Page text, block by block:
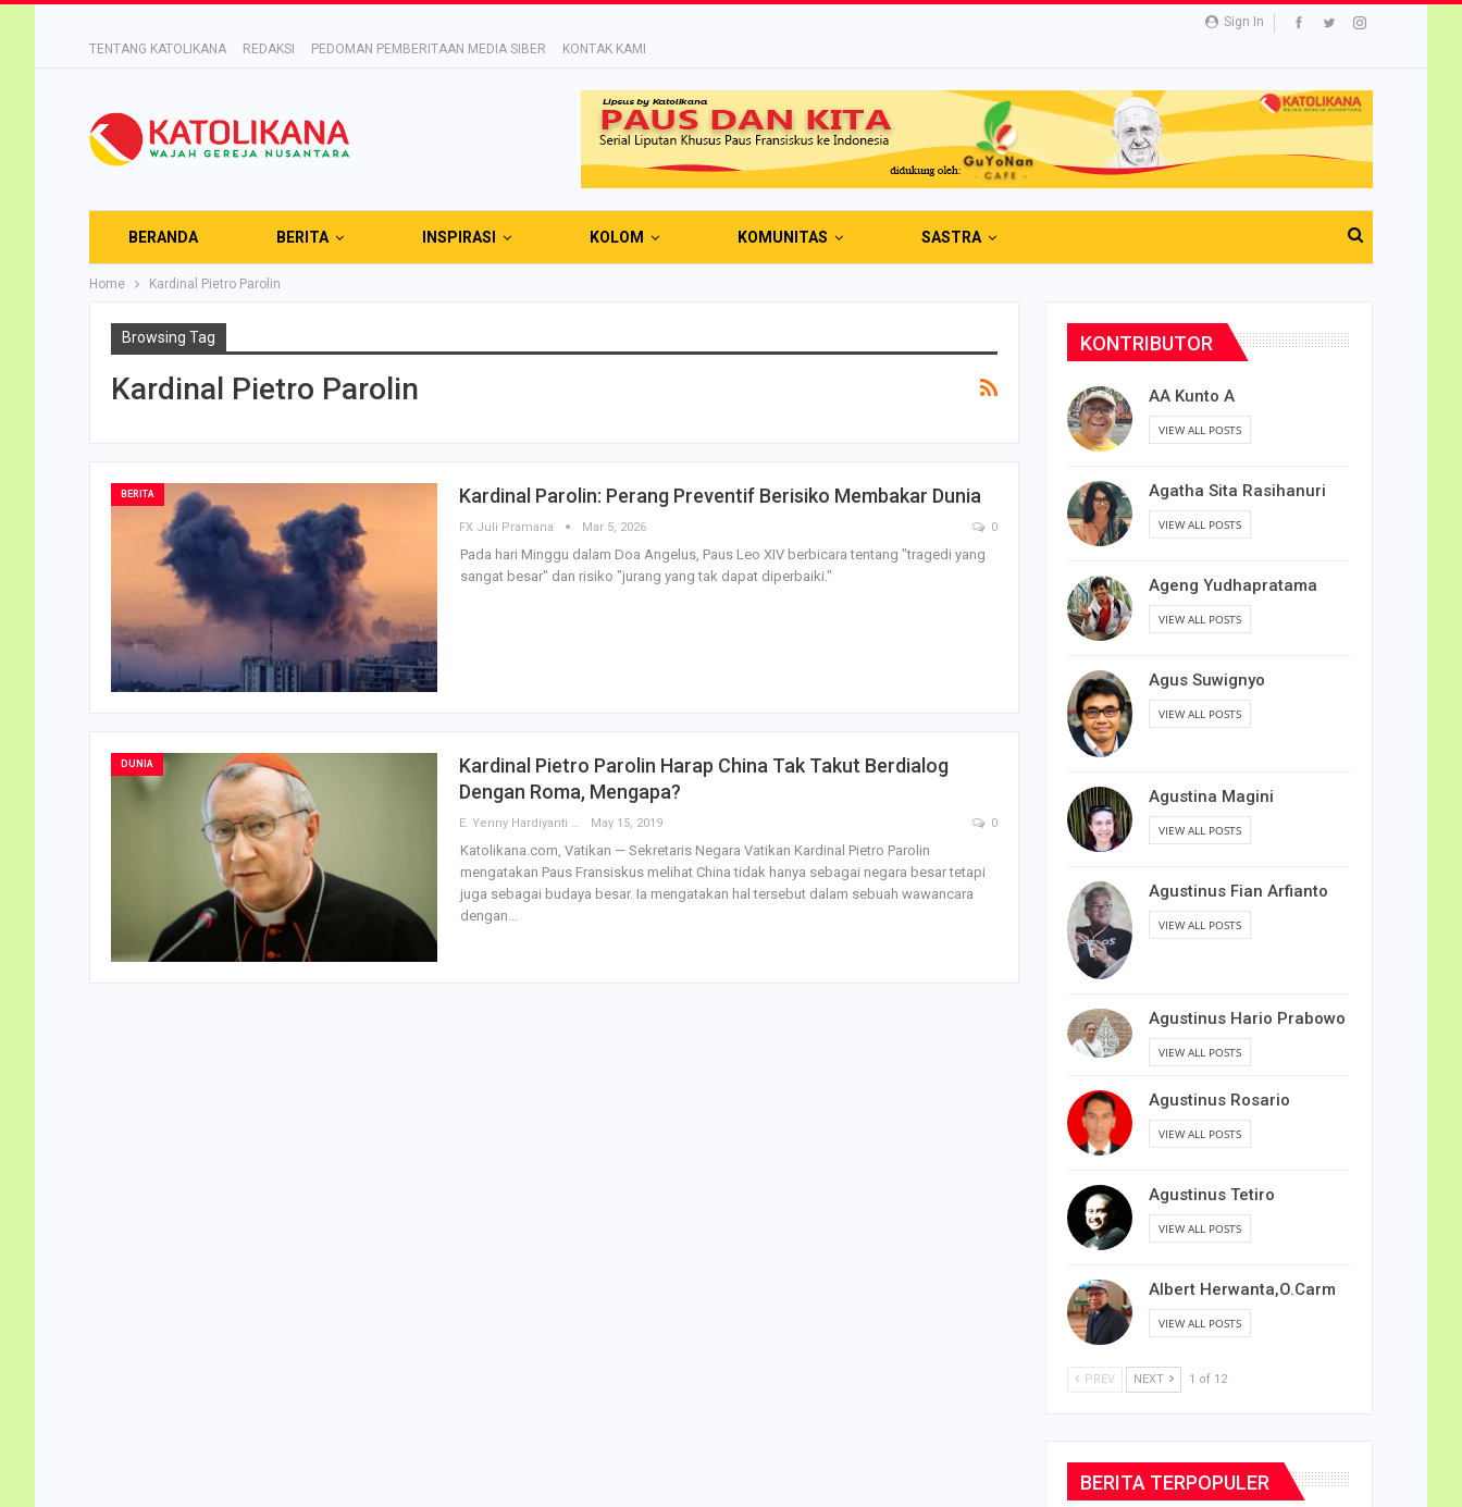
Sign In
TENTANG KATOLIKANA
REDAKSI PEDOMAN PEMBERITAAN MEDIA SIBER KONTAK KAMI
BERANDA BERITA INSPIRASI KOLOM KOMUNITAS SASTRA
Home Kardinal Pietro Parolin
Browsing Tag
Kardinal Pietro Parolin
BERITA Kardinal Parolin: Perang Preventif Berisiko Membakar Dunia
FX Juli Pramana Mar 5, 2026 0
Pada hari Minggu dalam Doa Angelus, Paus Leo XIV berbicara tentang "tragedi yang
sangat besar" dan risiko "jurang yang tak dapat diperbaiki."
DUNIA
Kardinal Pietro Parolin Harap China Tak Takut Berdialog
Dengan Roma, Mengapa?
May 15, 2019 0
Katolikana.com, Vatikan — Sekretaris Negara Vatikan Kardinal Pietro Parolin
mengatakan Paus Fransiskus melihat China tidak hanya sebagai negara besar tetapi
juga sebagai budaya besar. Ia mengatakan hal tersebut dalam sebuah wawancara
dengan…
KONTRIBUTOR
AA Kunto A
VIEW ALL POSTS
Agatha Sita Rasihanuri
VIEW ALL POSTS
Ageng Yudhapratama
VIEW ALL POSTS
Agus Suwignyo
VIEW ALL POSTS
Agustina Magini
VIEW ALL POSTS
Agustinus Fian Arfianto
VIEW ALL POSTS
Agustinus Hario Prabowo
VIEW ALL POSTS
Agustinus Rosario
VIEW ALL POSTS
Agustinus Tetiro
VIEW ALL POSTS
Albert Herwanta,O.Carm
VIEW ALL POSTS
PREV NEXT 1 of 12
BERITA TERPOPULER